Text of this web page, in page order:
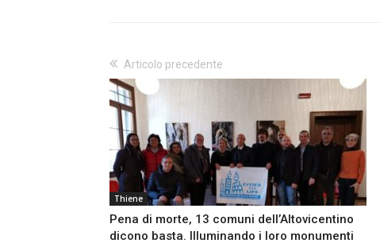
Articolo precedente
Thiene
Pena di morte, 13 comuni dell’Altovicentino
dicono basta. Illuminando i loro monumenti